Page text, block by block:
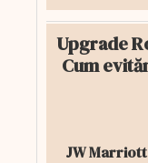
Upgrade
Cum
JW